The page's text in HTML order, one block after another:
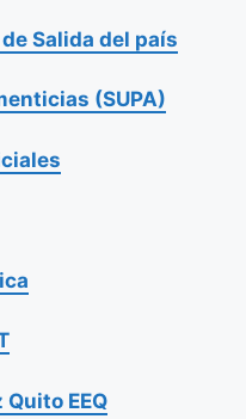
Salida del país
(SUPA)
EEQ